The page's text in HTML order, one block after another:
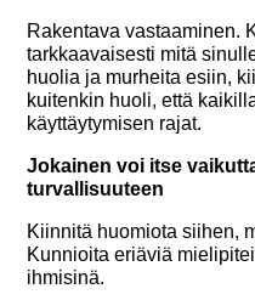
Rakentava vastaaminen.
tarkkaavaisesti mitä
huolia ja murheita esiin,
kuitenkin huoli, että
käyttäytymisen rajat.
Jokainen voi itse
turvallisuuteen
Kiinnitä huomiota siihen,
Kunnioita eriäviä
ihmisinä.